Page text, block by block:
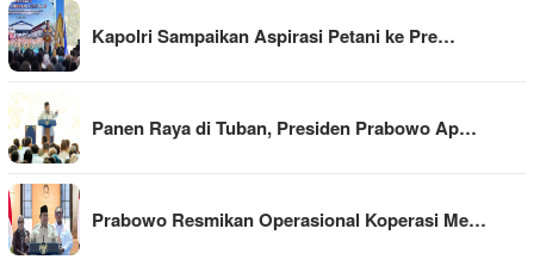
Kapolri Sampaikan Aspirasi Petani ke Pre…
Panen Raya di Tuban, Presiden Prabowo Ap…
Prabowo Resmikan Operasional Koperasi Me…